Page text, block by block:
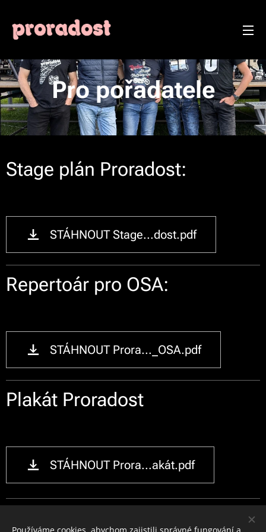
Pro pořadatele
Stage plán Proradost:
STÁHNOUT Stage...dost.pdf
Repertoár pro OSA:
STÁHNOUT Prora..._OSA.pdf
Plakát Proradost
STÁHNOUT Prora...akát.pdf